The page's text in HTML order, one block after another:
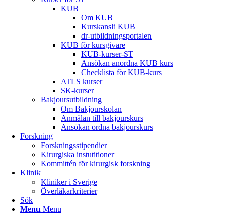
KUB
Om KUB
Kurskansli KUB
dr-utbildningsportalen
KUB för kursgivare
KUB-kurser-ST
Ansökan anordna KUB kurs
Checklista för KUB-kurs
ATLS kurser
SK-kurser
Bakjoursutbildning
Om Bakjourskolan
Anmälan till bakjourskurs
Ansökan ordna bakjourskurs
Forskning
Forskningsstipendier
Kirurgiska instutitioner
Kommittén för kirurgisk forskning
Klinik
Kliniker i Sverige
Överläkarkriterier
Sök
Menu Menu